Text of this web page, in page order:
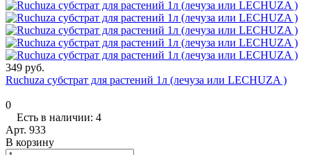
349 руб.
Ruchuza субстрат для растений 1л (лечуза или LECHUZA )
0
Есть в наличии: 4
Арт. 933
В корзину